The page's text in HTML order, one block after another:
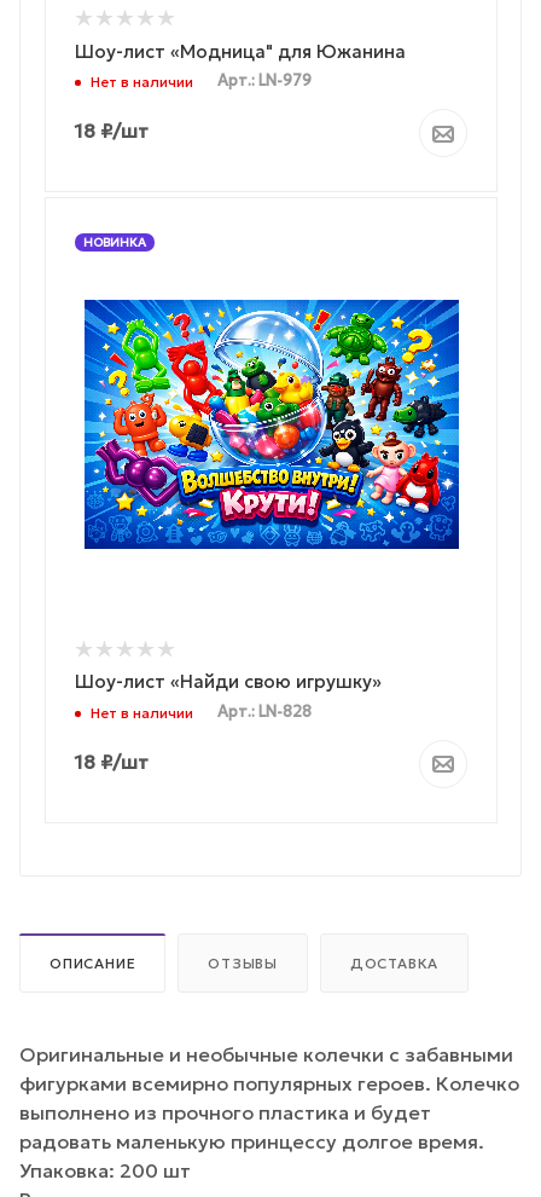
Шоу-лист «Модница" для Южанина
Нет в наличии Арт.: LN-979
18 ₽/шт
НОВИНКА
Шоу-лист «Найди свою игрушку»
Нет в наличии Арт.: LN-828
18 ₽/шт
ОПИСАНИЕ ОТЗЫВЫ ДОСТАВКА
Оригинальные и необычные колечки с забавными
фигурками всемирно популярных героев. Колечко
выполнено из прочного пластика и будет
радовать маленькую принцессу долгое время.
Упаковка: 200 шт